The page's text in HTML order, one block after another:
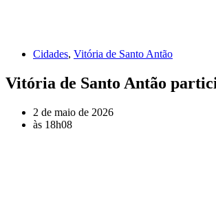
Cidades, Vitória de Santo Antão
Vitória de Santo Antão
2 de maio de 2026
às 18h08